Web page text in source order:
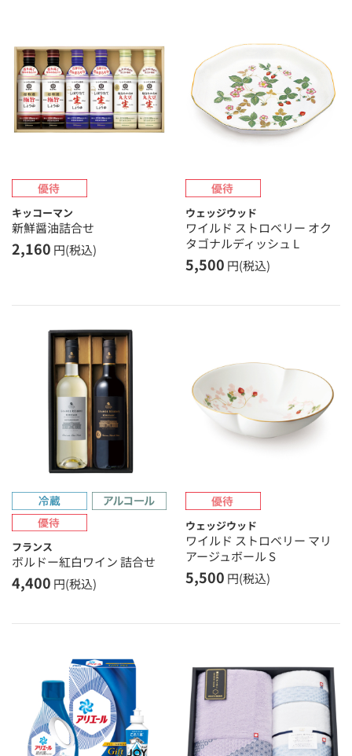
キッコーマン
新鮮醤油詰合せ
2,160 円(税込)
ウェッジウッド
ワイルド ストロベリー オク
タゴナルディッシュ L
5,500 円(税込)
フランス
ボルドー紅白ワイン 詰合せ
4,400 円(税込)
ウェッジウッド
ワイルド ストロベリー マリ
アージュボール S
5,500 円(税込)